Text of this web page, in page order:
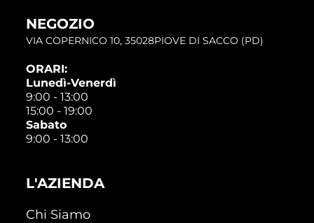
NEGOZIO
VIA COPERNICO 10, 35028PIOVE DI SACCO (PD)
ORARI:
Lunedì-Venerdì
9:00 - 13:00
15:00 - 19:00
Sabato
9:00 - 13:00
L'AZIENDA
Chi Siamo